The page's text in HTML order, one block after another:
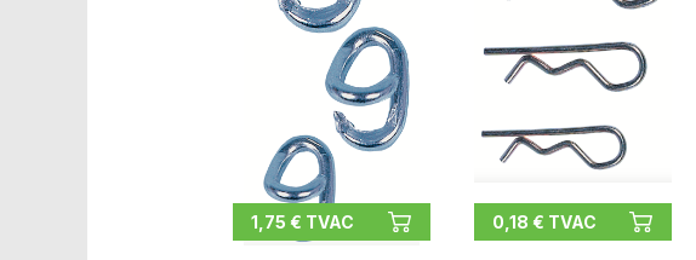
1,75 € TVAC 0,18 € TVAC